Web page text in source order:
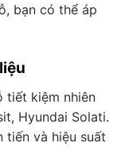
bạn có thể áp
tiết kiệm nhiên
Hyundai Solati.
tiến và hiệu suất